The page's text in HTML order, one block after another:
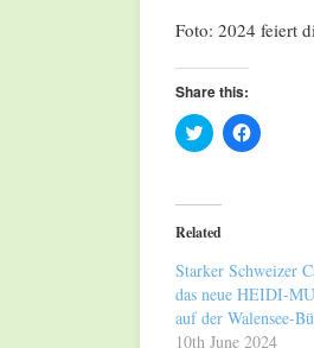
Foto: 2024 feiert
Share this:
Click
to
(Opens
in
new
Click
to
Related
Starker Schweizer
das neue HEIDI-
auf der Walensee-
10th June 2024